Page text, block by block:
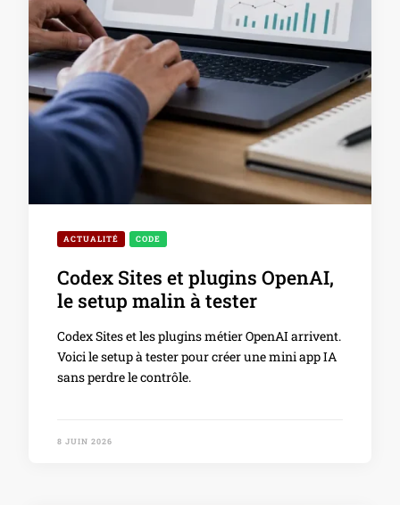
ACTUALITÉ CODE
Codex Sites et plugins OpenAI,
le setup malin à tester
Codex Sites et les plugins métier OpenAI arrivent.
Voici le setup à tester pour créer une mini app IA
sans perdre le contrôle.
8 JUIN 2026